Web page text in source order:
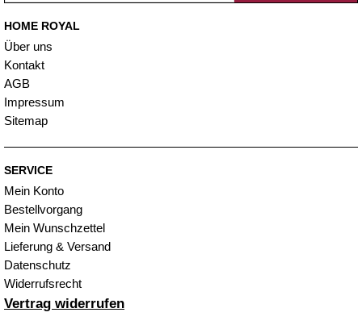
HOME ROYAL
Über uns
Kontakt
AGB
Impressum
Sitemap
SERVICE
Mein Konto
Bestellvorgang
Mein Wunschzettel
Lieferung & Versand
Datenschutz
Widerrufsrecht
Vertrag widerrufen